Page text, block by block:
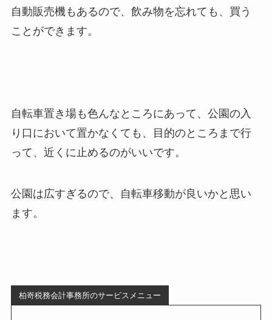
自動販売機もあるので、飲み物を忘れても、買う
ことができます。
自転車置き場も色んなところにあって、公園の入
り口において置かなくても、目的のところまで行
って、近くに止めるのがいいです。
公園は広すぎるので、自転車移動が良いかと思い
ます。
柏嵜税務会計事務所のサービスメニュー